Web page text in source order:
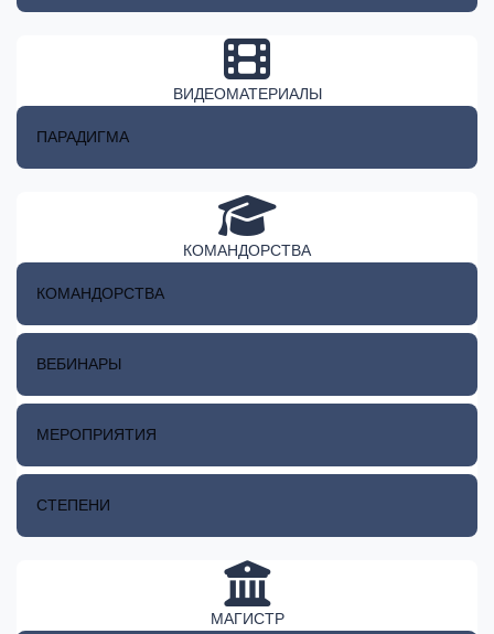
ВИДЕОМАТЕРИАЛЫ
ПАРАДИГМА
КОМАНДОРСТВА
КОМАНДОРСТВА
ВЕБИНАРЫ
МЕРОПРИЯТИЯ
СТЕПЕНИ
МАГИСТР